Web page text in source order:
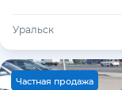
Уральск
Частная продажа